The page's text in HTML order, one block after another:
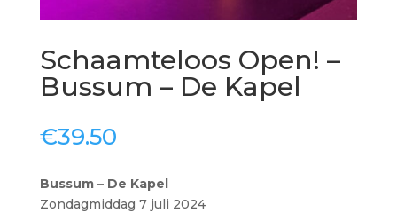
Schaamteloos Open! –
Bussum – De Kapel
€39.50
Bussum – De Kapel
Zondagmiddag 7 juli 2024